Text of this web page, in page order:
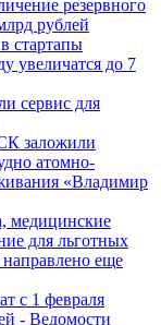
резервного
рублей
стартапы
увеличатся до 7
сервис для
заложили
атомно-
«Владимир
медицинские
для льготных
направлено еще
с 1 февраля
- Ведомости